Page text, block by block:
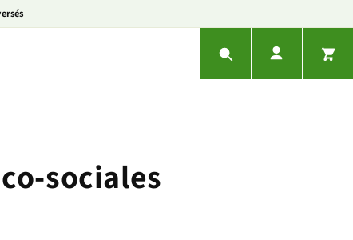
sociales